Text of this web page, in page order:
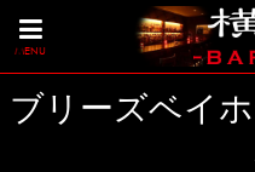
MENU
ブリーズベイ